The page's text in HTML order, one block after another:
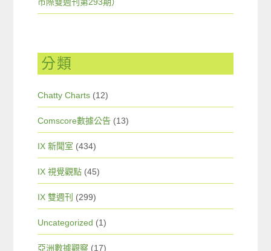
分類
Chatty Charts (12)
Comscore數據公告 (13)
IX 新聞室 (434)
IX 視覺觀點 (45)
IX 雙週刊 (299)
Uncategorized (1)
亞洲數據觀察 (17)